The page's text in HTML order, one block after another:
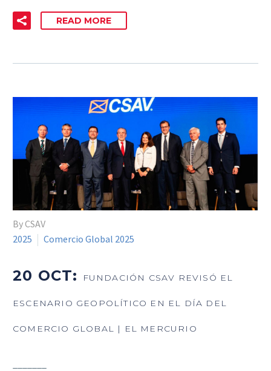
READ MORE
By CSAV
2025
Comercio Global 2025
20 OCT: FUNDACIÓN CSAV REVISÓ EL
ESCENARIO GEOPOLÍTICO EN EL DÍA DEL
COMERCIO GLOBAL | EL MERCURIO